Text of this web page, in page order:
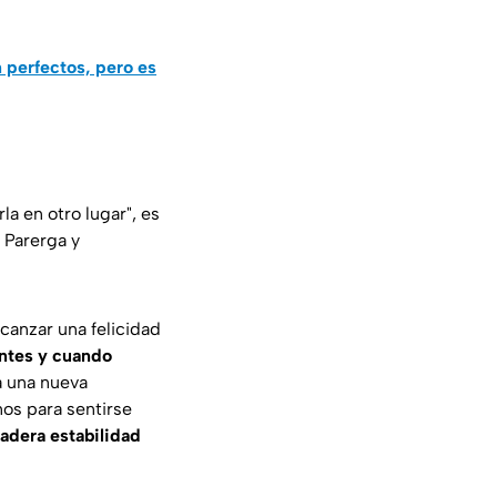
perfectos, pero es
en otro lugar", es
y
una felicidad
y cuando
nueva
para sentirse
estabilidad